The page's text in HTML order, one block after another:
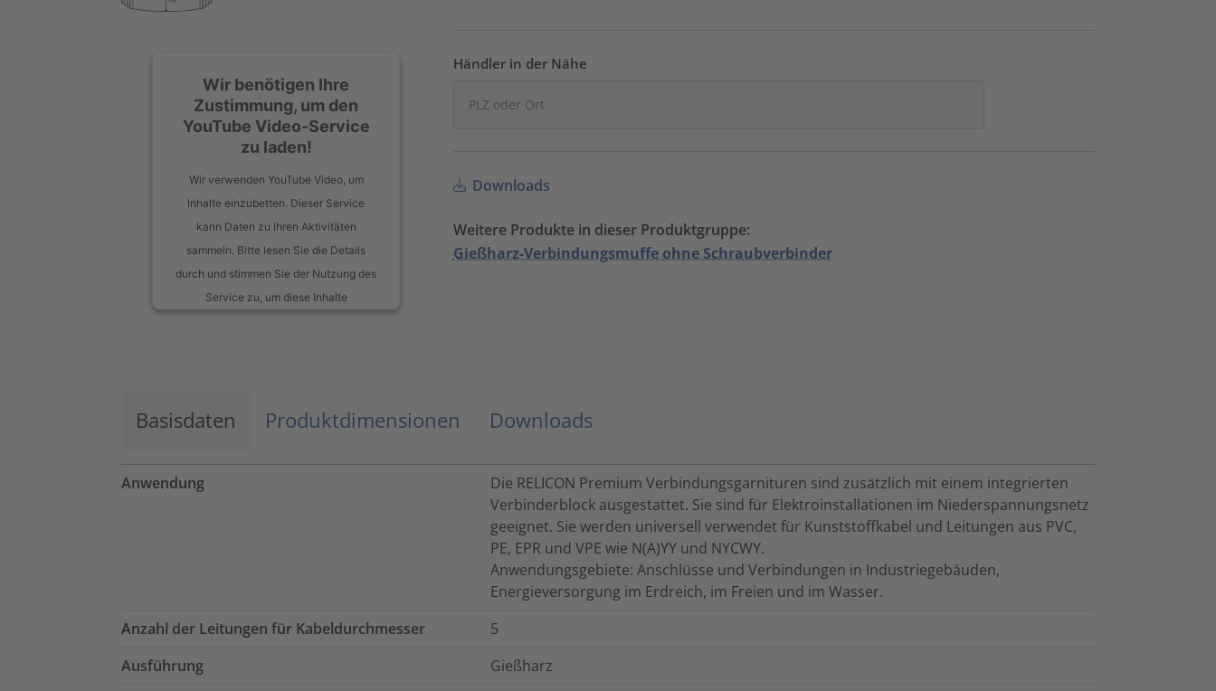
Wir benötigen Ihre
Zustimmung, um den
YouTube Video-Service
zu laden!
Wir verwenden YouTube Video, um
Inhalte einzubetten. Dieser Service
kann Daten zu Ihren Aktivitäten
sammeln. Bitte lesen Sie die Details
durch und stimmen Sie der Nutzung des
Service zu, um diese Inhalte
Akzeptieren
Händler in der Nähe
Downloads
Weitere Produkte in dieser Produktgruppe:
Gießharz-Verbindungsmuffe ohne Schraubverbinder
Basisdaten Produktdimensionen Downloads
Anwendung
Die RELICON Premium Verbindungsgarnituren sind zusätzlich mit einem integrierten
Verbinderblock ausgestattet. Sie sind für Elektroinstallationen im Niederspannungsnetz
geeignet. Sie werden universell verwendet für Kunststoffkabel und Leitungen aus PVC,
PE, EPR und VPE wie N(A)YY und NYCWY.
Anwendungsgebiete: Anschlüsse und Verbindungen in Industriegebäuden,
Energieversorgung im Erdreich, im Freien und im Wasser.
Anzahl der Leitungen für Kabeldurchmesser
5
Ausführung
Gießharz